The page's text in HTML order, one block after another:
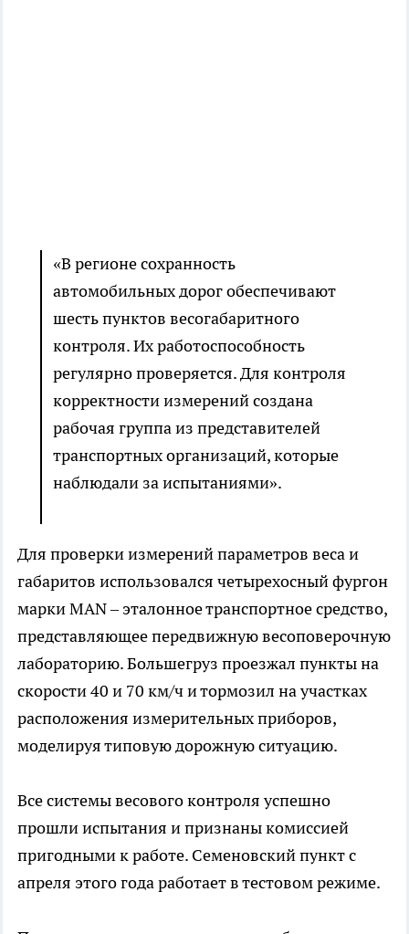
«В регионе сохранность
автомобильных дорог обеспечивают
шесть пунктов весогабаритного
контроля. Их работоспособность
регулярно проверяется. Для контроля
корректности измерений создана
рабочая группа из представителей
транспортных организаций, которые
наблюдали за испытаниями».
Для проверки измерений параметров веса и
габаритов использовался четырехосный фургон
марки MAN – эталонное транспортное средство,
представляющее передвижную весоповерочную
лабораторию. Большегруз проезжал пункты на
скорости 40 и 70 км/ч и тормозил на участках
расположения измерительных приборов,
моделируя типовую дорожную ситуацию.
Все системы весового контроля успешно
прошли испытания и признаны комиссией
пригодными к работе. Семеновский пункт с
апреля этого года работает в тестовом режиме.